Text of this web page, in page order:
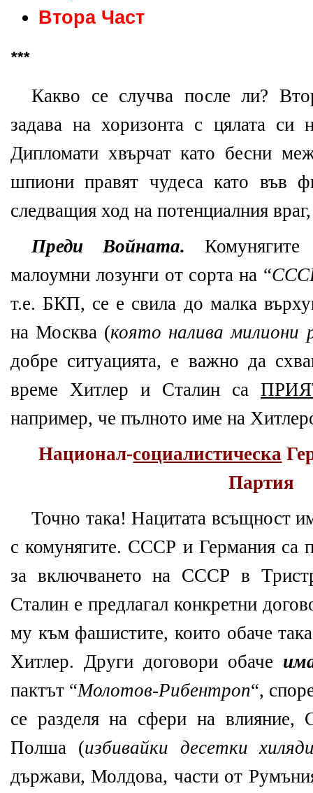
Втора Част
***
Какво се случва после ли?
задава на хоризонта с цялата си
Дипломати хвърчат като бесни
шпиони правят чудеса като във
следващия ход на потенциалния
Преди Войната. Комунягите
малоумни лозунги от сорта на “
т.е. БКП, се е свила до малка
на Москва (която налива милиони
добре ситуацията, е важно да
време Хитлер и Сталин са
например, че пълното име на
Национал-социалистическа
Партия
Точно така! Нацитата всъщност
с комунягите. СССР и Германия са
за включването на СССР в
Сталин е предлагал конкретни
му към фашистите, които обаче
Хитлер. Други договори обаче
пактът “Молотов-Рибентроп“,
се разделя на сфери на влияние,
Полша (избивайки десетки
държави, Молдова, части от